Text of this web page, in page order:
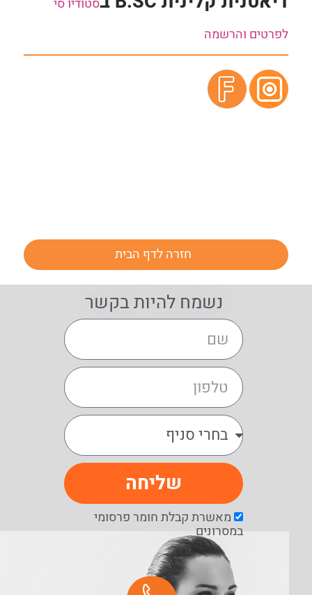
לפרטים והרשמה
חזרה לדף הבית
נשמח להיות בקשר
מאשרת קבלת חומר פרסומי
במסרונים
שליחה